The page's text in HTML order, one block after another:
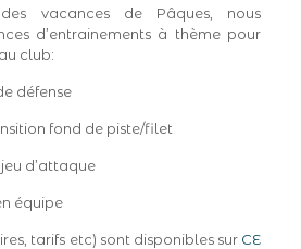
vacances de Pâques, nous
d’entrainements à thème pour
club:
défense
fond de piste/filet
d’attaque
équipe
tarifs etc) sont disponibles sur CE